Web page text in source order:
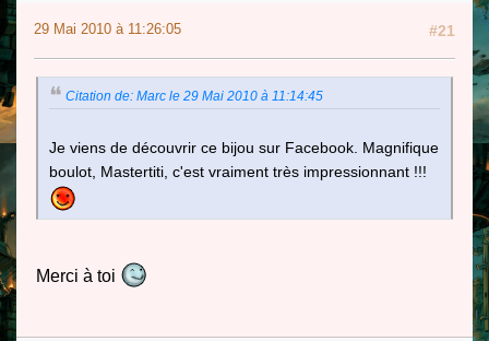
29 Mai 2010 à 11:26:05 #21
Citation de: Marc le 29 Mai 2010 à 11:14:45
Je viens de découvrir ce bijou sur Facebook. Magnifique
boulot, Mastertiti, c'est vraiment très impressionnant !!!
Merci à toi